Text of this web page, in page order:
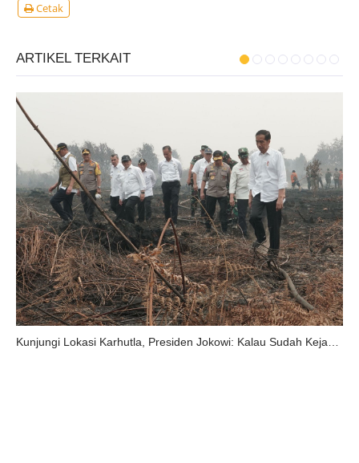
Cetak
ARTIKEL TERKAIT
Kunjungi Lokasi Karhutla, Presiden Jokowi: Kalau Sudah Kejadian Sulit Memadamkannya Sumber: https://setkab.go.id/kunjungi-lokasi-karhutla-presiden-jokowi-kalau-sudah-kejadian-sulit-memadamkannya/